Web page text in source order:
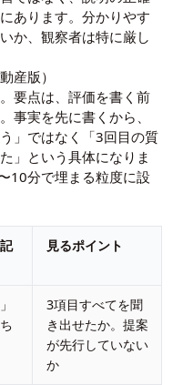
あります。分かりやす
か、観察者は特に厳し
産版）
要点は、評価を書く前
事実を先に書くから、
」ではなく「3回目の質
」という具体になりま
10分で埋まる粒度に設
見るポイント
3項目すべてを聞
き出せたか。提案
が先行していない
か